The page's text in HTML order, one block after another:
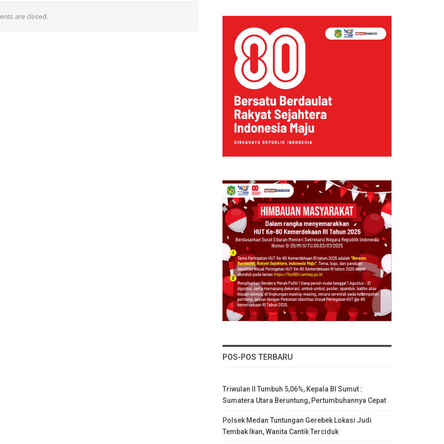
are closed.
POS-POS TERBARU
Triwulan II Tumbuh 5,06%, Kepala BI Sumut :
Sumatera Utara Beruntung, Pertumbuhannya Cepat
Polsek Medan Tuntungan Gerebek Lokasi Judi
Tembak Ikan, Wanita Cantik Terciduk